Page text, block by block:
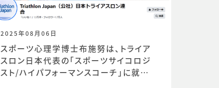
2025年08月06日
スポーツ心理学博士布施努は、トライア
スロン日本代表の「スポーツサイコロジ
スト/ハイパフォーマンスコーチ」に就任し